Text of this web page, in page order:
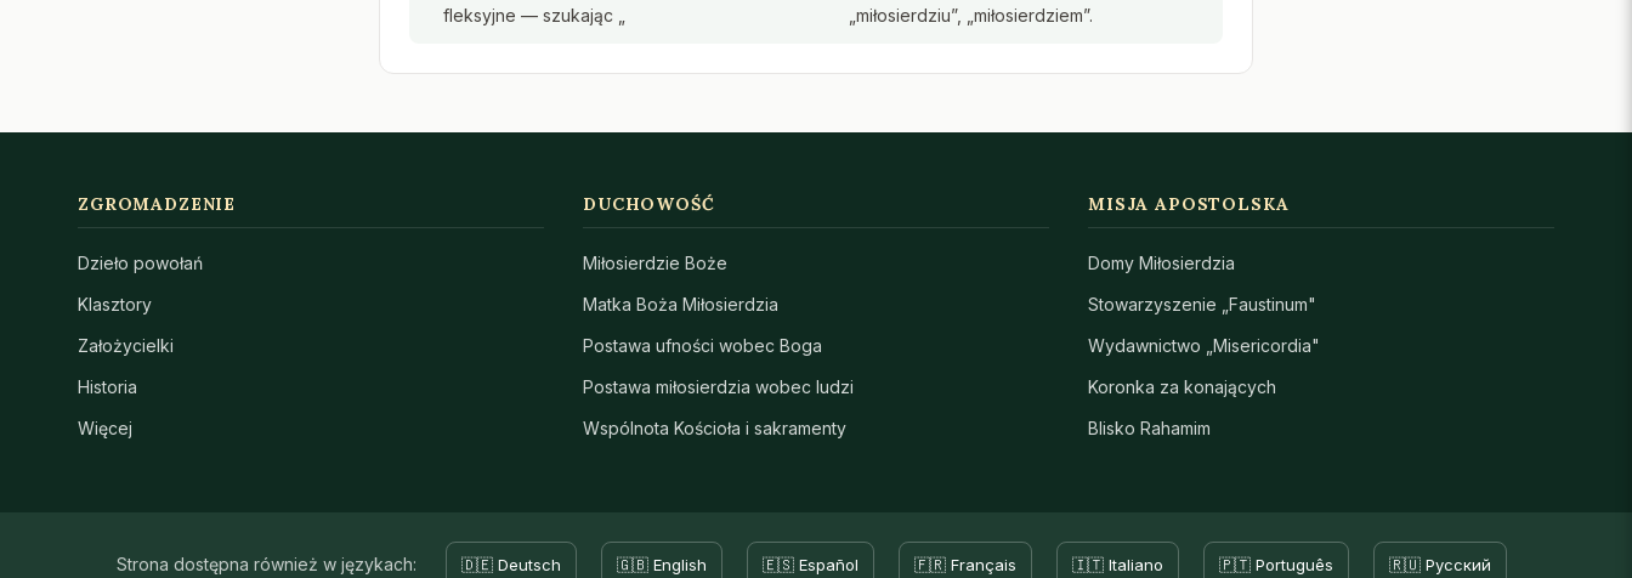
fleksyjne — szukając „
„miłosierdziu”, „miłosierdziem”.
ZGROMADZENIE
Dzieło powołań
Klasztory
Założycielki
Historia
Więcej
DUCHOWOŚĆ
Miłosierdzie Boże
Matka Boża Miłosierdzia
Postawa ufności wobec Boga
Postawa miłosierdzia wobec ludzi
Wspólnota Kościoła i sakramenty
MISJA APOSTOLSKA
Domy Miłosierdzia
Stowarzyszenie „Faustinum"
Wydawnictwo „Misericordia"
Koronka za konających
Blisko Rahamim
Strona dostępna również w językach: 🇩🇪 Deutsch 🇬🇧 English 🇪🇸 Español 🇫🇷 Français 🇮🇹 Italiano 🇵🇹 Português 🇷🇺 Русский